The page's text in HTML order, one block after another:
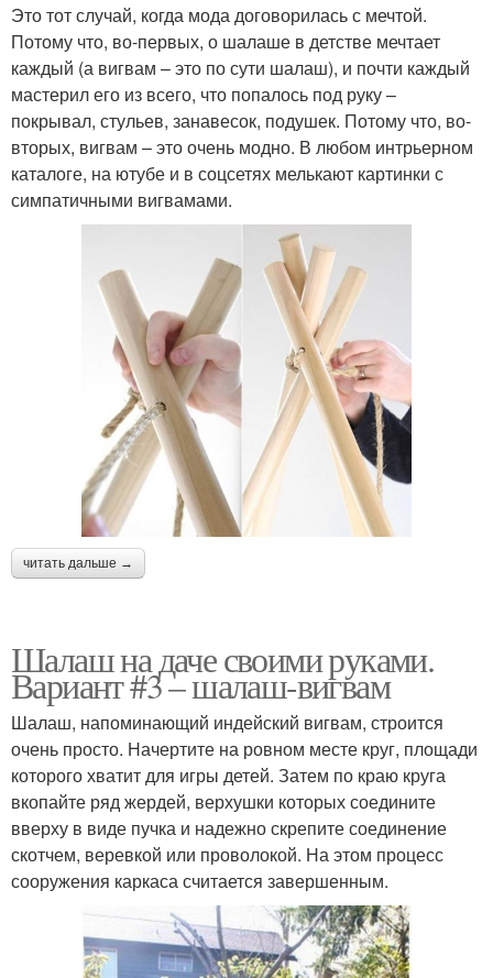
Это тот случай, когда мода договорилась с мечтой.
Потому что, во-первых, о шалаше в детстве мечтает
каждый (а вигвам – это по сути шалаш), и почти каждый
мастерил его из всего, что попалось под руку –
покрывал, стульев, занавесок, подушек. Потому что, во-
вторых, вигвам – это очень модно. В любом интрьерном
каталоге, на ютубе и в соцсетях мелькают картинки с
симпатичными вигвамами.
читать дальше →
Шалаш на даче своими руками.
Вариант #3 – шалаш-вигвам
Шалаш, напоминающий индейский вигвам, строится
очень просто. Начертите на ровном месте круг, площади
которого хватит для игры детей. Затем по краю круга
вкопайте ряд жердей, верхушки которых соедините
вверху в виде пучка и надежно скрепите соединение
скотчем, веревкой или проволокой. На этом процесс
сооружения каркаса считается завершенным.